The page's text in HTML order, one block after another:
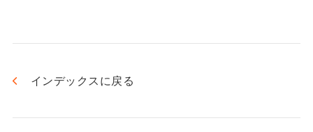
インデックスに戻る